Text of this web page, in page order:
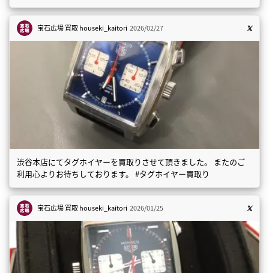
宝石広場 買取houseki_kaitori 2026/02/27
渋谷本店にてタグホイヤーを買取りさせて頂きました。 またのご
利用心よりお待ちしております。 #タグホイヤー買取り
宝石広場 買取houseki_kaitori 2026/01/25